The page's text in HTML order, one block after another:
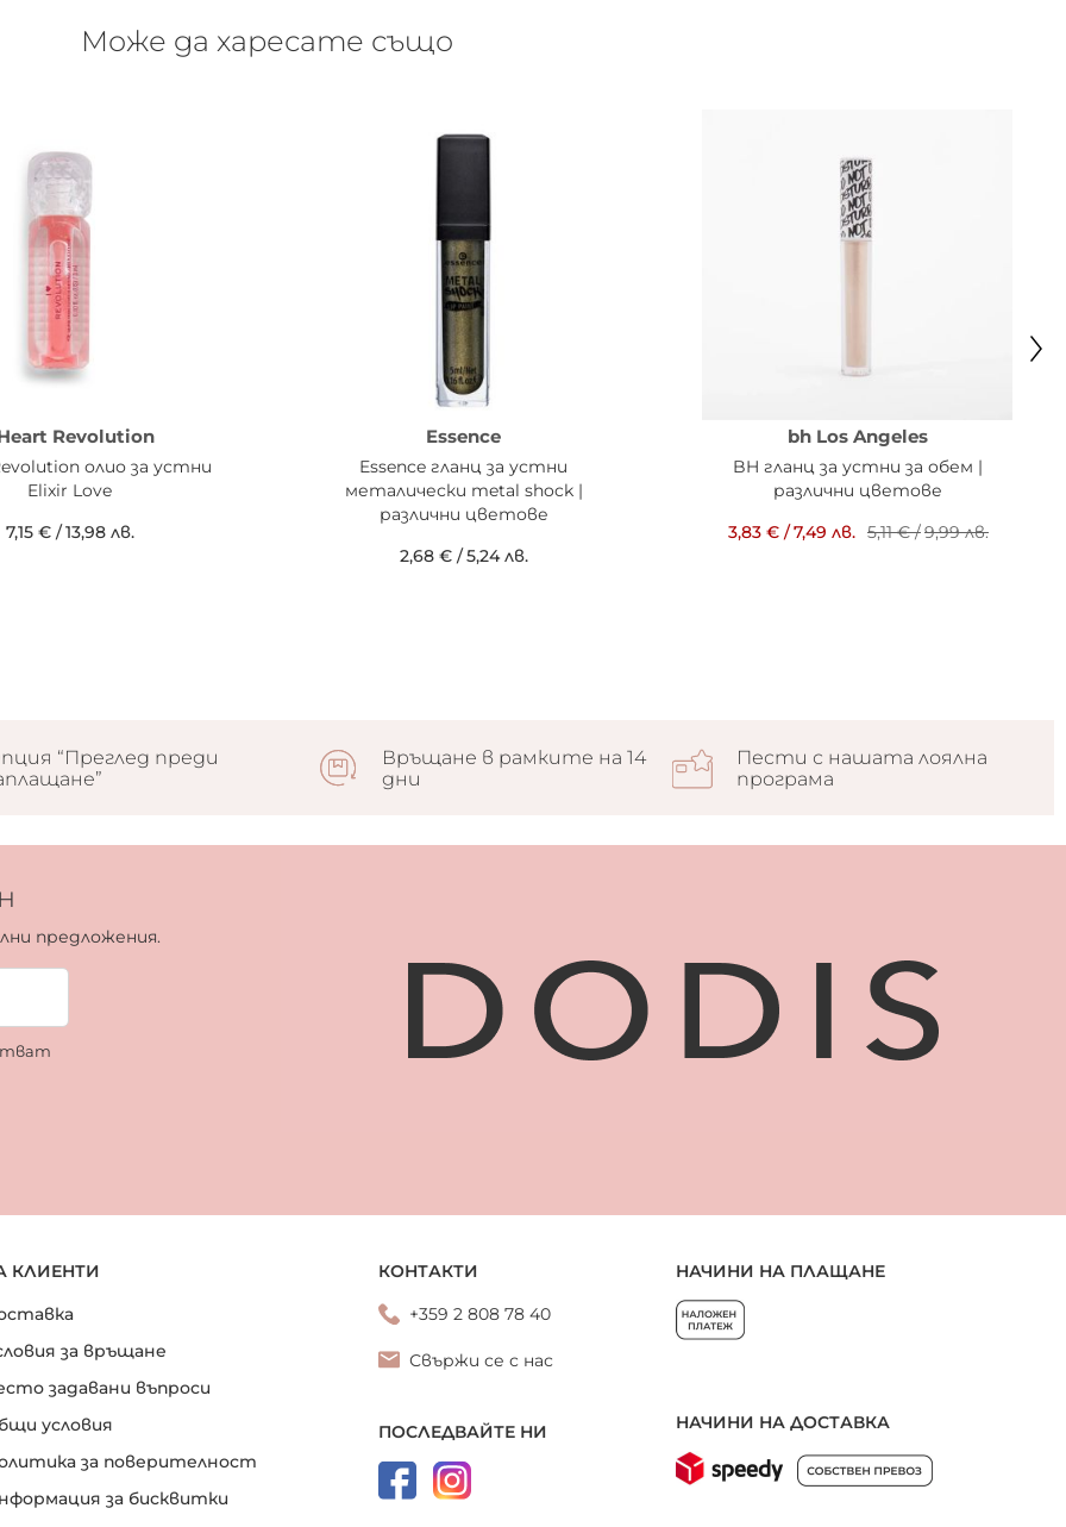
Може да харесате също
Revolution
олио за устни
Elixir Love
7,15 €/13,98 лв.
Essence
Essence гланц за устни
металически metal shock |
различни цветове
2,68 €/5,24 лв.
bh Los Angeles
BH гланц за устни за обем |
различни цветове
3,83 € /7,49 лв. 5,11 €/9,99 лв.
“Преглед преди
Връщане в рамките на 14
дни
Пести с нашата лоялна
програма
предложения.
КЛИЕНТИ
за връщане
задавани въпроси
условия
за поверителност
за бисквитки
КОНТАКТИ
+359 2 808 78 40
Свържи се с нас
ПОСЛЕДВАЙТЕ НИ
НАЧИНИ НА ПЛАЩАНЕ
НАЧИНИ НА ДОСТАВКА